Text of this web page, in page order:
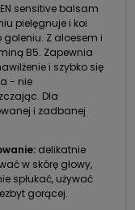
sensitive balsam
pielęgnuje i koi
goleniu. Z aloesem i
B5. Zapewnia
i szybko się
- nie
Dla
i zadbanej
delikatnie
w skórę głowy,
spłukać, używać
gorącej.